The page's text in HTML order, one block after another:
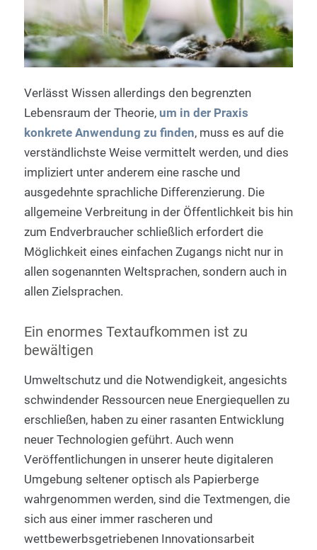
Verlässt Wissen allerdings den begrenzten
Lebensraum der Theorie, um in der Praxis
konkrete Anwendung zu finden, muss es auf die
verständlichste Weise vermittelt werden, und dies
impliziert unter anderem eine rasche und
ausgedehnte sprachliche Differenzierung. Die
allgemeine Verbreitung in der Öffentlichkeit bis hin
zum Endverbraucher schließlich erfordert die
Möglichkeit eines einfachen Zugangs nicht nur in
allen sogenannten Weltsprachen, sondern auch in
allen Zielsprachen.
Ein enormes Textaufkommen ist zu
bewältigen
Umweltschutz und die Notwendigkeit, angesichts
schwindender Ressourcen neue Energiequellen zu
erschließen, haben zu einer rasanten Entwicklung
neuer Technologien geführt. Auch wenn
Veröffentlichungen in unserer heute digitaleren
Umgebung seltener optisch als Papierberge
wahrgenommen werden, sind die Textmengen, die
sich aus einer immer rascheren und
wettbewerbsgetriebenen Innovationsarbeit